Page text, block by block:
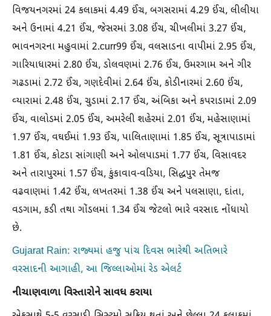
વિજયનગરમાં 24 કલાકમાં 4.49 ઈંચ, બગસરામાં 4.29 ઈંચ, લીલીયા
અને ઉનામાં 4.21 ઈંચ, જેસરમાં 3.08 ઈંચ, ચીખલીમાં 3.27 ઈંચ,
ભાવનગરના મહુવામાં 2.curr99 ઈંચ, વલસાડના વાપીમાં 2.95 ઈંચ,
ગારિયાધારમાં 2.80 ઈંચ, ડોલવણમાં 2.76 ઈંચ, ઉમરગામ અને ગીર
ગઢડામાં 2.72 ઈંચ, ગણદેવીમાં 2.64 ઈંચ, કોડીનારમાં 2.60 ઈંચ,
વ્યારામાં 2.48 ઈંચ, ચુડામાં 2.17 ઈંચ, અંબિકા અને કપરાડામાં 2.09
ઈંચ, વાલોડમાં 2.05 ઈંચ, અમરેલી શહેરમાં 2.01 ઈંચ, મહેસાણામાં
1.97 ઈંચ, વઘઈમાં 1.93 ઈંચ, પાલિતાણામાં 1.85 ઈંચ, સૂત્રાપાડામાં
1.81 ઈંચ, કોટડા સાંગાણી અને ઓલપાડમાં 1.77 ઈંચ, વિસાવદર
અને તારાપુરમાં 1.57 ઈંચ, કુંકાવાવ-વડિયા, સિદ્ધપુર તેમજ
વઢવાણમાં 1.42 ઈંચ, લખતરમાં 1.38 ઈંચ અને પલસાણા, દાંતા,
વડગામ, કડી તથા ગોંડલમાં 1.34 ઈંચ જેટલો ભારે વરસાદ નોંધાયો
છે.
Gujarat Rain: રાજ્યમાં હજુ પાંચ દિવસ ભારેથી અતિભારે
વરસાદની આગાહી, આ જિલ્લાઓમાં રેડ એલર્ટ
નીચાણવાળા વિસ્તારોને સાવધ કરાયા